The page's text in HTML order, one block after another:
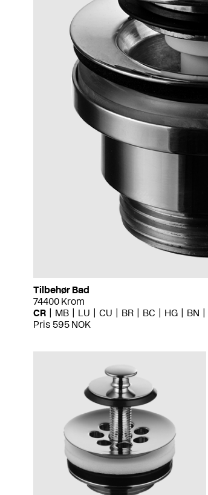
Tilbehør Bad
74400 Krom
CR
MB LU CU BR BC HG BN
Pris 595 NOK